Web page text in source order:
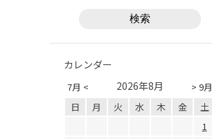
カレンダー
7月 < > 9月
2026年8月
日 月 火 水 木 金
土
1